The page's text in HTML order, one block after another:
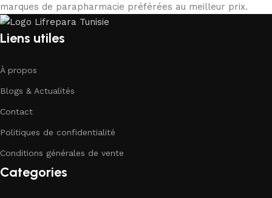
marques de parapharmacie préférées au meilleur prix.
Liens utiles
À propos
Blogs & Actualités
Contact
Politiques de confidentialité
Conditions générales de vente
Categories